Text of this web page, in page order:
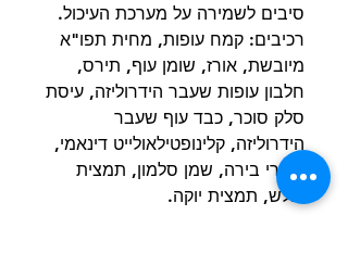
סיבים לשמירה על מערכת העיכול.
רכיבים: קמח עופות, מחית תפו"א
מיובשת, אורז, שומן עוף, תירס,
חלבון עופות שעבר הידרוליזה, עיסת
סלק סוכר, כבד עוף שעבר
הידרוליזה, קלינופטילאולייט דינאמי,
שמרי בירה, שמן סלמון, תמצית
עולש, תמצית יוקה.